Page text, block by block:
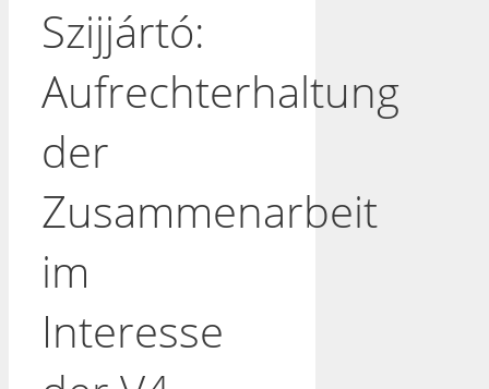
Szijjártó:
Aufrechterhaltung
der
Zusammenarbeit
im
Interesse